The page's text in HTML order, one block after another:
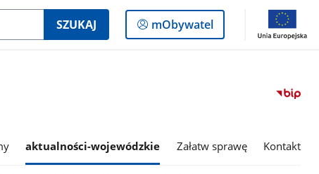
SZUKAJ
Logowanie
do
mObywatel
aktualności-wojewódzkie Załatw sprawę Kontakt